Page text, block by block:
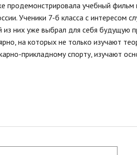
терроризма
проверок
информация
заказ
продемонстрировала учебный фильм
Ученики 7-б класса с интересом
из них уже выбрал для себя будущую
на которых не только изучают
прикладному спорту, изучают